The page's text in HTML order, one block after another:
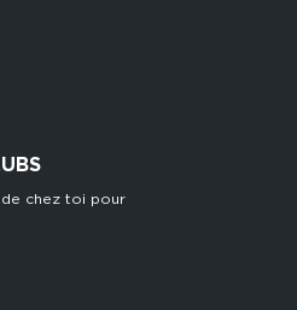
de chez toi pour